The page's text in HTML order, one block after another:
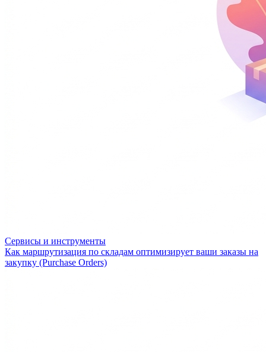
Сервисы и инструменты
Как маршрутизация по складам оптимизирует ваши заказы на
закупку (Purchase Orders)